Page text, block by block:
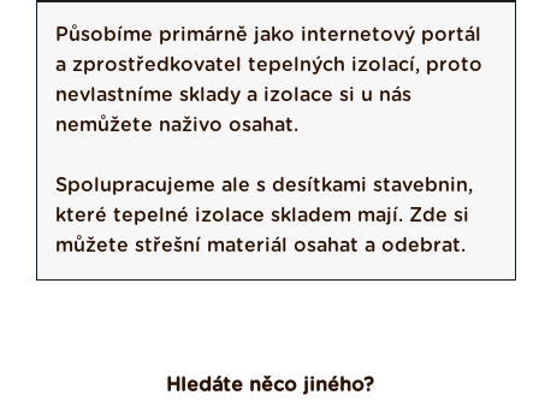
Působíme primárně jako internetový portál
a zprostředkovatel tepelných izolací, proto
nevlastníme sklady a izolace si u nás
nemůžete naživo osahat.
Spolupracujeme ale s desítkami stavebnin,
které tepelné izolace skladem mají. Zde si
můžete střešní materiál osahat a odebrat.
Hledáte něco jiného?